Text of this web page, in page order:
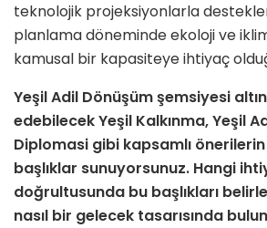
teknolojik projeksiyonlarla
planlama döneminde ekoloji ve
kamusal bir kapasiteye ihtiyaç
Yeşil Adil Dönüşüm şemsiyesi
edebilecek Yeşil Kalkınma, Yeşil
Diplomasi gibi kapsamlı
başlıklar sunuyorsunuz. Hangi
doğrultusunda bu başlıkları
nasıl bir gelecek tasarısında